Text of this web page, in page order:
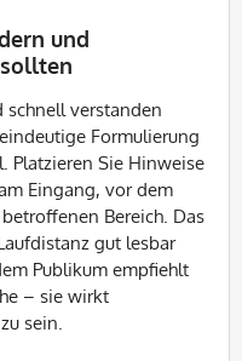
und
schnell verstanden
Formulierung
Platzieren Sie Hinweise
Eingang, vor dem
Bereich. Das
gut lesbar
Publikum empfiehlt
– sie wirkt
sein.